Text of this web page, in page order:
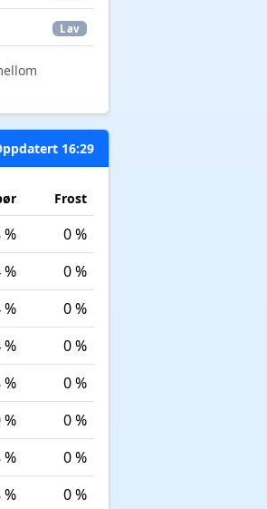
Lav
16:29
Frost
%
0 %
%
0 %
%
0 %
%
0 %
%
0 %
%
0 %
%
0 %
%
0 %